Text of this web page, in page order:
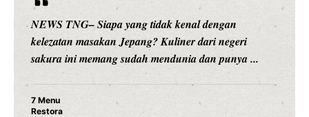
NEWS TNG– Siapa sangka, dua nama besar di dunia
hiburan, Nunung Srimulat dan Vicky Prasetyo, kini
merambah dunia kuliner dengan ...
Nunung Srimulat & Vicky Prasetyo Buka Restoran